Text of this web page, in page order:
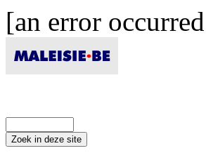
[an error